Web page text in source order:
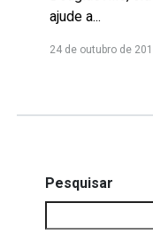
ajude a...
24 de outubro de
Pesquisar